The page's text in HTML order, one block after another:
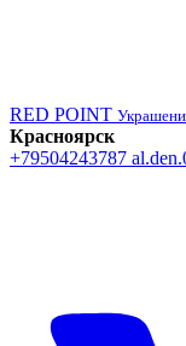
RED POINT
Красноярск
+79504243787